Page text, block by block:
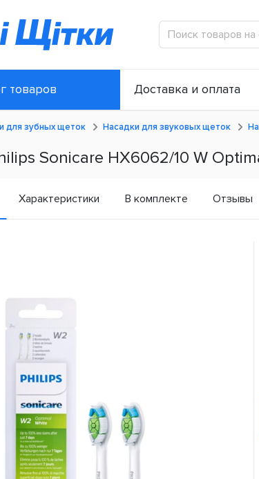
товаров Доставка и оплата
для зубных щеток Насадки для звуковых щеток
Sonicare HX6062/10 W
Характеристики В комплекте Отзывы